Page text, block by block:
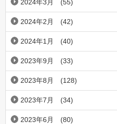
2024年3月 (55)
2024年2月 (42)
2024年1月 (40)
2023年9月 (33)
2023年8月 (128)
2023年7月 (34)
2023年6月 (80)